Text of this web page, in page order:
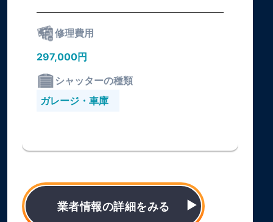
修理費用
297,000円
シャッターの種類
ガレージ・車庫
業者情報の詳細をみる